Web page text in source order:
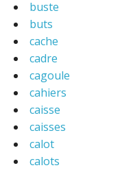
buste
buts
cache
cadre
cagoule
cahiers
caisse
caisses
calot
calots